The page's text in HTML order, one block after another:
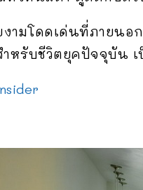
ามโดดเด่นที่ภายนอ
หรับชีวิตยุคปัจจุบัน